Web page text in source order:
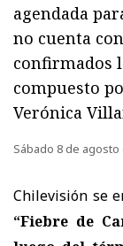
agendada
no cuenta
confirmados
compuesto
Verónica
Sábado 8 de agosto
Chilevisión se
“Fiebre de